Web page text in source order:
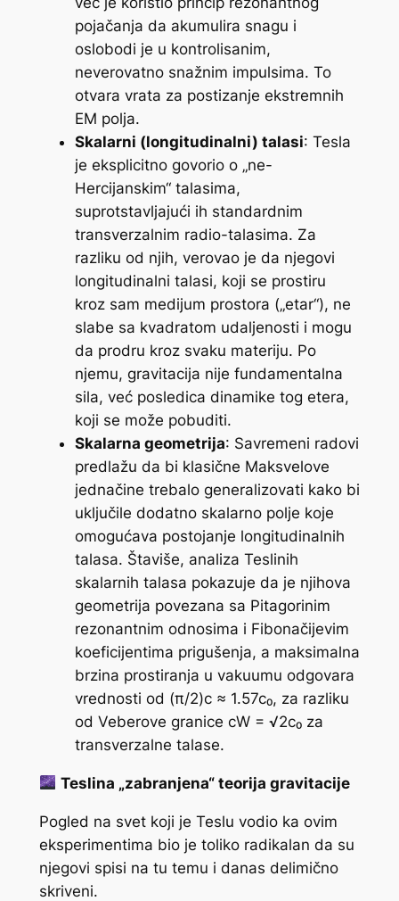
pojačanja da akumulira snagu i
oslobodi je u kontrolisanim,
neverovatno snažnim impulsima. To
otvara vrata za postizanje ekstremnih
EM polja.
Skalarni (longitudinalni) talasi: Tesla
je eksplicitno govorio o „ne-
Hercijanskim“ talasima,
suprotstavljajući ih standardnim
transverzalnim radio-talasima. Za
razliku od njih, verovao je da njegovi
longitudinalni talasi, koji se prostiru
kroz sam medijum prostora („etar“), ne
slabe sa kvadratom udaljenosti i mogu
da prodru kroz svaku materiju. Po
njemu, gravitacija nije fundamentalna
sila, već posledica dinamike tog etera,
koji se može pobuditi.
Skalarna geometrija: Savremeni radovi
predlažu da bi klasične Maksvelove
jednačine trebalo generalizovati kako bi
uključile dodatno skalarno polje koje
omogućava postojanje longitudinalnih
talasa. Štaviše, analiza Teslinih
skalarnih talasa pokazuje da je njihova
geometrija povezana sa Pitagorinim
rezonantnim odnosima i Fibonačijevim
koeficijentima prigušenja, a maksimalna
brzina prostiranja u vakuumu odgovara
vrednosti od (π/2)c ≈ 1.57c₀, za razliku
od Veberove granice cW = √2c₀ za
transverzalne talase.
Teslina „zabranjena“ teorija gravitacije
Pogled na svet koji je Teslu vodio ka ovim
eksperimentima bio je toliko radikalan da su
njegovi spisi na tu temu i danas delimično
skriveni.